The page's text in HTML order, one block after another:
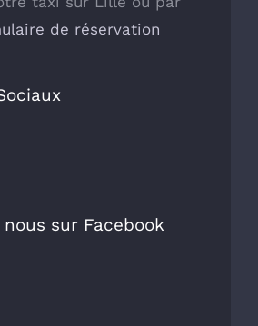
de réservation
nous sur Facebook